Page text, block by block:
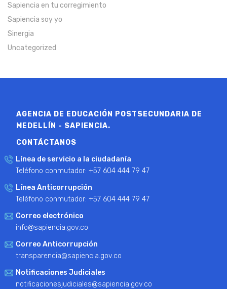
Sapiencia en tu corregimiento
Sapiencia soy yo
Sinergia
Uncategorized
AGENCIA DE EDUCACIÓN POSTSECUNDARIA DE
MEDELLÍN - SAPIENCIA.
CONTÁCTANOS
Línea de servicio a la ciudadanía
Teléfono conmutador: +57 604 444 79 47
Línea Anticorrupción
Teléfono conmutador: +57 604 444 79 47
Correo electrónico
info@sapiencia.gov.co
Correo Anticorrupción
transparencia@sapiencia.gov.co
Notificaciones Judiciales
notificacionesjudiciales@sapiencia.gov.co